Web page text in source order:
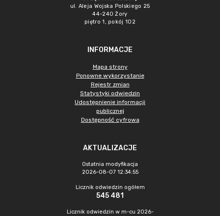
ul. Aleja Wojska Polskiego 25
44-240 Żory
piętro 1, pokój 102
INFORMACJE
Mapa strony
Ponowne wykorzystanie
Rejestr zmian
Statystyki odwiedzin
Udostępnienie informacji
publicznej
Dostępność cyfrowa
AKTUALIZACJE
Ostatnia modyfikacja
2026-08-07 12:34:55
Licznik odwiedzin ogółem
545 481
Licznik odwiedzin w m-cu 2026-